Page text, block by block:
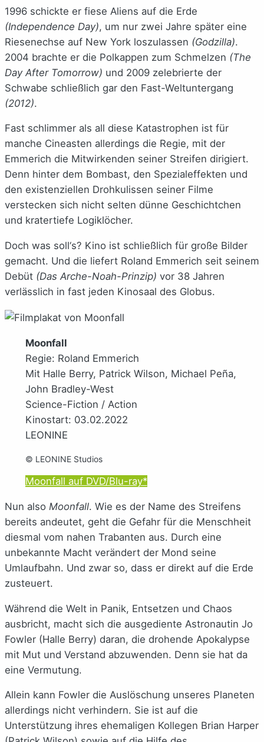
1996 schickte er fiese Aliens auf die Erde
(Independence Day), um nur zwei Jahre später eine
Riesenechse auf New York loszulassen (Godzilla).
2004 brachte er die Polkappen zum Schmelzen (The
Day After Tomorrow) und 2009 zelebrierte der
Schwabe schließlich gar den Fast-Weltuntergang
(2012).
Fast schlimmer als all diese Katastrophen ist für
manche Cineasten allerdings die Regie, mit der
Emmerich die Mitwirkenden seiner Streifen dirigiert.
Denn hinter dem Bombast, den Spezialeffekten und
den existenziellen Drohkulissen seiner Filme
verstecken sich nicht selten dünne Geschichtchen
und kratertiefe Logiklöcher.
Doch was soll‘s? Kino ist schließlich für große Bilder
gemacht. Und die liefert Roland Emmerich seit seinem
Debüt (Das Arche-Noah-Prinzip) vor 38 Jahren
verlässlich in fast jeden Kinosaal des Globus.
Moonfall
Regie: Roland Emmerich
Mit Halle Berry, Patrick Wilson, Michael Peña,
John Bradley-West
Science-Fiction / Action
Kinostart: 03.02.2022
LEONINE
© LEONINE Studios
Moonfall auf DVD/Blu-ray*
Nun also Moonfall. Wie es der Name des Streifens
bereits andeutet, geht die Gefahr für die Menschheit
diesmal vom nahen Trabanten aus. Durch eine
unbekannte Macht verändert der Mond seine
Umlaufbahn. Und zwar so, dass er direkt auf die Erde
zusteuert.
Während die Welt in Panik, Entsetzen und Chaos
ausbricht, macht sich die ausgediente Astronautin Jo
Fowler (Halle Berry) daran, die drohende Apokalypse
mit Mut und Verstand abzuwenden. Denn sie hat da
eine Vermutung.
Allein kann Fowler die Auslöschung unseres Planeten
allerdings nicht verhindern. Sie ist auf die
Unterstützung ihres ehemaligen Kollegen Brian Harper